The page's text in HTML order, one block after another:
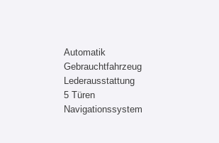
Automatik
Gebrauchtfahrzeug
Lederausstattung
5 Türen
Navigationssystem